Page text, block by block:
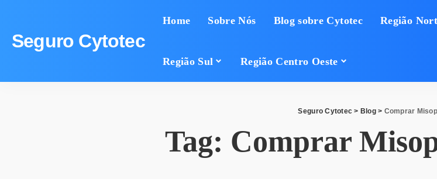
Seguro Cytotec
Home Sobre Nós Blog sobre Cytotec Região
Região Sul Região Centro Oeste
Seguro Cytotec > Blog> Comprar
Tag: Comprar